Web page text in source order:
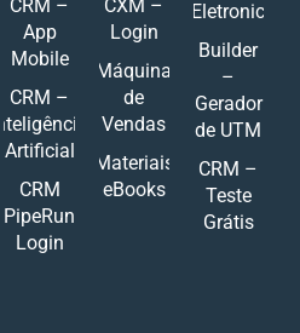
CRM –
App
Mobile
CRM –
Inteligência
Artificial
CRM
PipeRun
Login
CXM –
Login
Máquina
de
Vendas
Materiais
eBooks
Eletronic
Builder
–
Gerador
de UTM
CRM –
Teste
Grátis